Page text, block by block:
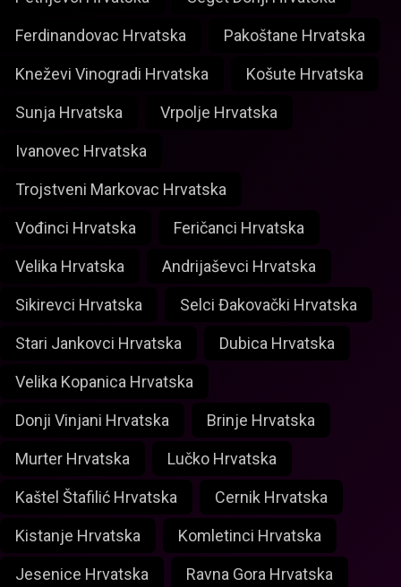
Ferdinandovac Hrvatska Pakoštane Hrvatska
Kneževi Vinogradi Hrvatska Košute Hrvatska
Sunja Hrvatska Vrpolje Hrvatska
Ivanovec Hrvatska
Trojstveni Markovac Hrvatska
Vođinci Hrvatska Feričanci Hrvatska
Velika Hrvatska Andrijaševci Hrvatska
Sikirevci Hrvatska Selci Đakovački Hrvatska
Stari Jankovci Hrvatska Dubica Hrvatska
Velika Kopanica Hrvatska
Donji Vinjani Hrvatska Brinje Hrvatska
Murter Hrvatska Lučko Hrvatska
Kaštel Štafilić Hrvatska Cernik Hrvatska
Kistanje Hrvatska Komletinci Hrvatska
Jesenice Hrvatska Ravna Gora Hrvatska